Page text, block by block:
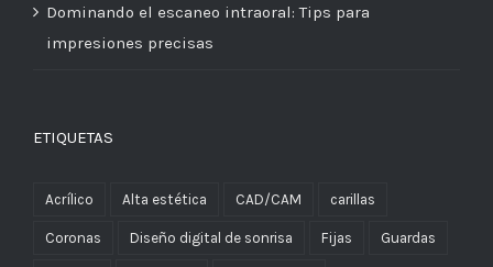
Dominando el escaneo intraoral: Tips para
impresiones precisas
ETIQUETAS
Acrílico Alta estética CAD/CAM carillas
Coronas Diseño digital de sonrisa Fijas Guardas